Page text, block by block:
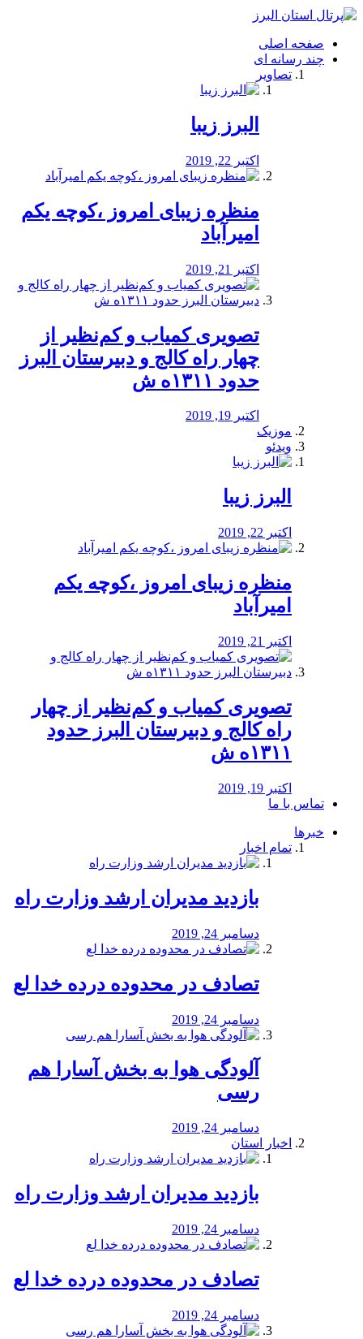
فصد
شرق
تهران
خشکشویی
صفحه اصلی
چند رسانه ای
تصاویر
البرز زیبا
اکتبر 22, 2019
منظره‌‌ زیبای امروز ،کوچه یکم
امیرآباد
اکتبر 21, 2019
️تصویری کمیاب و کم‌نظیر از
چهار راه كالج و دبيرستان البرز
حدود ۱۳۱۱ه ش
اکتبر 19, 2019
موزیک
ویدئو
البرز زیبا
اکتبر 22, 2019
منظره‌‌ زیبای امروز ،کوچه یکم
امیرآباد
اکتبر 21, 2019
️تصویری کمیاب و کم‌نظیر از چهار
راه كالج و دبيرستان البرز حدود
۱۳۱۱ه ش
اکتبر 19, 2019
تماس با ما
خبرها
تمام اخبار
بازدید مدیران ارشد وزارت راه
دسامبر 24, 2019
تصادف در محدوده درده خدا لع
دسامبر 24, 2019
آلودگی هوا به بخش آسارا هم
رسی
دسامبر 24, 2019
اخبار استان
بازدید مدیران ارشد وزارت راه
دسامبر 24, 2019
تصادف در محدوده درده خدا لع
دسامبر 24, 2019